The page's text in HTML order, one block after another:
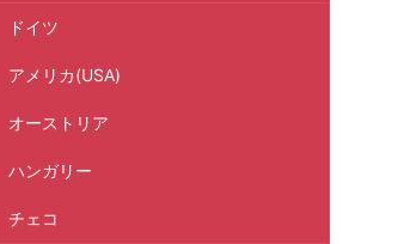
ドイツ
アメリカ(USA)
オーストリア
ハンガリー
チェコ